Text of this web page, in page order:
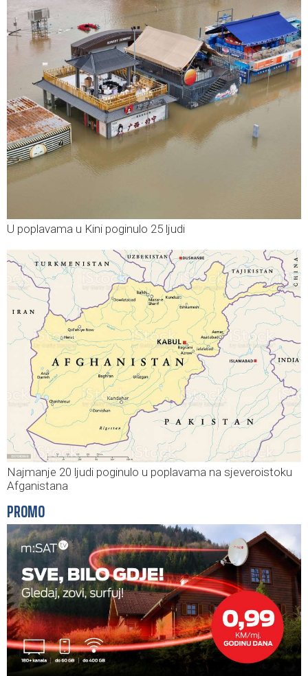
U poplavama u Kini poginulo 25 ljudi
Najmanje 20 ljudi poginulo u poplavama na sjeveroistoku
Afganistana
PROMO